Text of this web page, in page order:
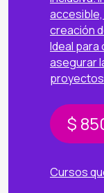
creación
Ideal
asegurar
$
Cursos